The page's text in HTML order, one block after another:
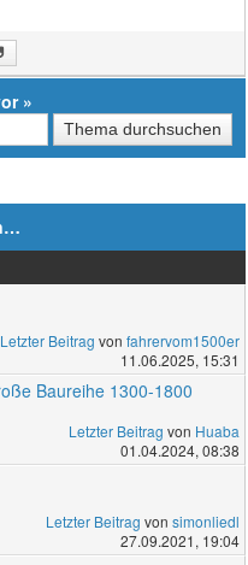
»
Letzter Beitrag von fahrervom1500er
11.06.2025, 15:31
Baureihe 1300-1800
Letzter Beitrag von Huaba
01.04.2024, 08:38
Letzter Beitrag von simonliedl
27.09.2021, 19:04